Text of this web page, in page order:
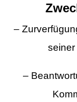
–
–